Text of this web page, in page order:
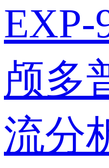
EXP-
颅多
流分